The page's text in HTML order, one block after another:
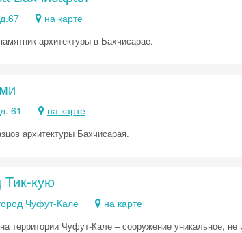
на карте
архитектуры в Бахчисарае.
61 на карте
архитектуры Бахчисарая.
кую
Чуфут-Кале на карте
территории Чуфут-Кале – сооружение уникальное,